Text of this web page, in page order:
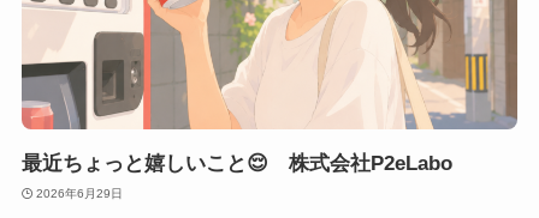
最近ちょっと嬉しいこと😌 株式会社P2eLabo
2026年6月29日